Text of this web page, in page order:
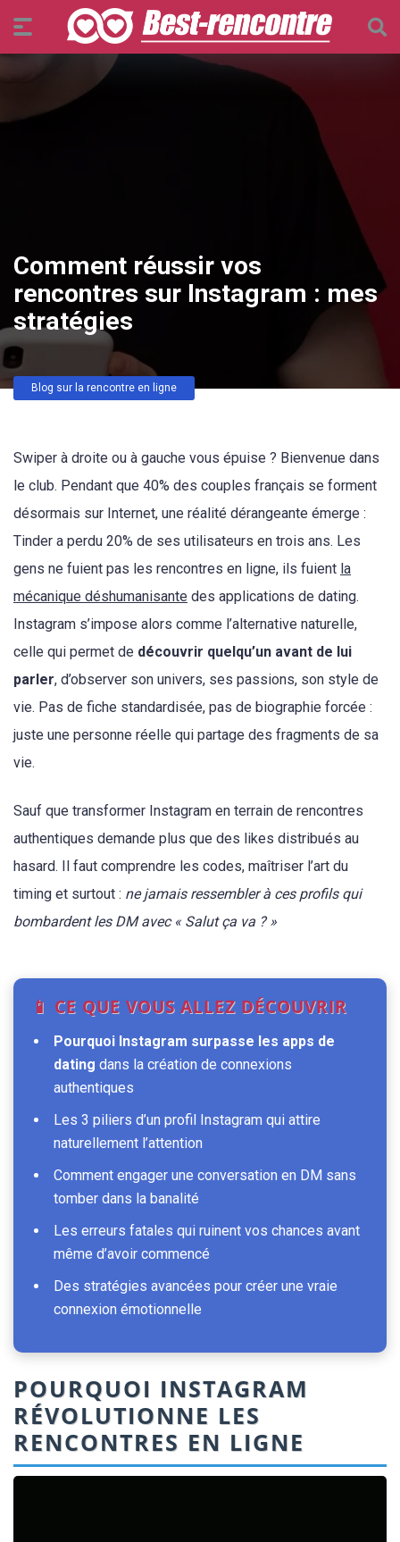
Comment réussir vos
rencontres sur Instagram : mes
stratégies
Blog sur la rencontre en ligne
Swiper à droite ou à gauche vous épuise ? Bienvenue dans
le club. Pendant que 40% des couples français se forment
désormais sur Internet, une réalité dérangeante émerge :
Tinder a perdu 20% de ses utilisateurs en trois ans. Les
gens ne fuient pas les rencontres en ligne, ils fuient la
mécanique déshumanisante des applications de dating.
Instagram s’impose alors comme l’alternative naturelle,
celle qui permet de découvrir quelqu’un avant de lui
parler, d’observer son univers, ses passions, son style de
vie. Pas de fiche standardisée, pas de biographie forcée :
juste une personne réelle qui partage des fragments de sa
vie.
Sauf que transformer Instagram en terrain de rencontres
authentiques demande plus que des likes distribués au
hasard. Il faut comprendre les codes, maîtriser l’art du
timing et surtout : ne jamais ressembler à ces profils qui
bombardent les DM avec « Salut ça va ? »
📱 CE QUE VOUS ALLEZ DÉCOUVRIR
Pourquoi Instagram surpasse les apps de
dating dans la création de connexions
authentiques
Les 3 piliers d’un profil Instagram qui attire
naturellement l’attention
Comment engager une conversation en DM sans
tomber dans la banalité
Les erreurs fatales qui ruinent vos chances avant
même d’avoir commencé
Des stratégies avancées pour créer une vraie
connexion émotionnelle
POURQUOI INSTAGRAM
RÉVOLUTIONNE LES
RENCONTRES EN LIGNE